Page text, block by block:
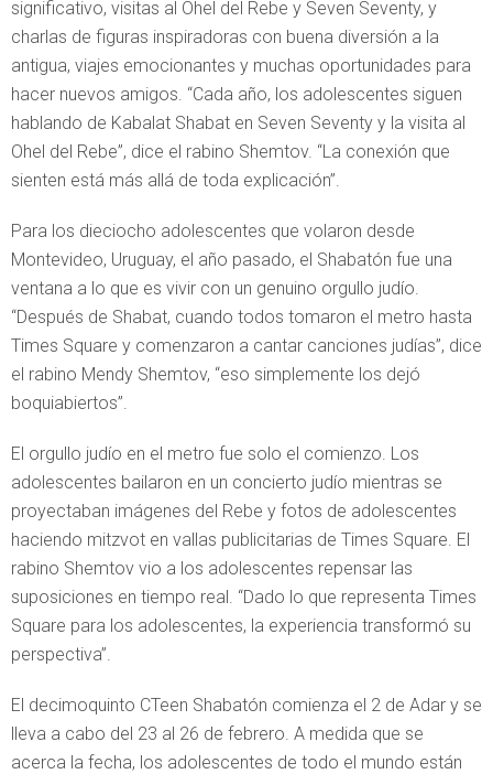
significativo, visitas al Ohel del Rebe y Seven Seventy, y
charlas de figuras inspiradoras con buena diversión a la
antigua, viajes emocionantes y muchas oportunidades para
hacer nuevos amigos. “Cada año, los adolescentes siguen
hablando de Kabalat Shabat en Seven Seventy y la visita al
Ohel del Rebe”, dice el rabino Shemtov. “La conexión que
sienten está más allá de toda explicación”.
Para los dieciocho adolescentes que volaron desde
Montevideo, Uruguay, el año pasado, el Shabatón fue una
ventana a lo que es vivir con un genuino orgullo judío.
“Después de Shabat, cuando todos tomaron el metro hasta
Times Square y comenzaron a cantar canciones judías”, dice
el rabino Mendy Shemtov, “eso simplemente los dejó
boquiabiertos”.
El orgullo judío en el metro fue solo el comienzo. Los
adolescentes bailaron en un concierto judío mientras se
proyectaban imágenes del Rebe y fotos de adolescentes
haciendo mitzvot en vallas publicitarias de Times Square. El
rabino Shemtov vio a los adolescentes repensar las
suposiciones en tiempo real. “Dado lo que representa Times
Square para los adolescentes, la experiencia transformó su
perspectiva”.
El decimoquinto CTeen Shabatón comienza el 2 de Adar y se
lleva a cabo del 23 al 26 de febrero. A medida que se
acerca la fecha, los adolescentes de todo el mundo están